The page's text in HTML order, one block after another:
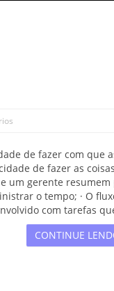
de fazer com que
de fazer as
um gerente resumem
o tempo; · O
com tarefas
CONTINUE